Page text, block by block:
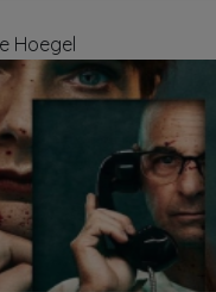
Hoegel